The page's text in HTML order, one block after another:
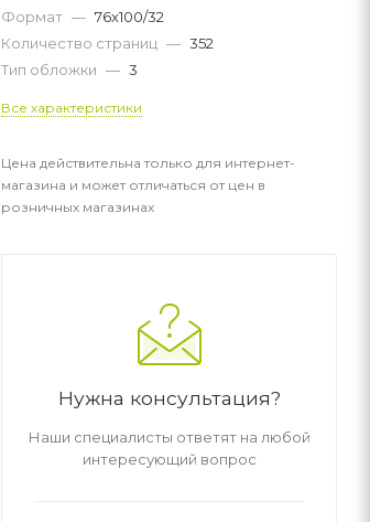
Формат — 76x100/32
Количество страниц — 352
Тип обложки — 3
Все характеристики
Цена действительна только для интернет-
магазина и может отличаться от цен в
розничных магазинах
Нужна консультация?
Наши специалисты ответят на любой
интересующий вопрос